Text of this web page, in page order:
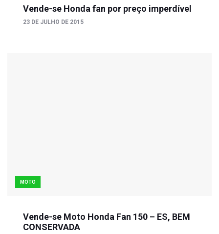
Vende-se Honda fan por preço imperdível
23 DE JULHO DE 2015
MOTO
Vende-se Moto Honda Fan 150 – ES, BEM
CONSERVADA